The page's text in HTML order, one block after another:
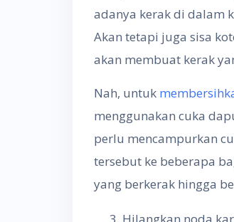
adanya kerak di dalam
Akan tetapi juga sisa
akan membuat kerak
Nah, untuk
menggunakan cuka
perlu mencampurkan
tersebut ke beberapa
yang berkerak hingga